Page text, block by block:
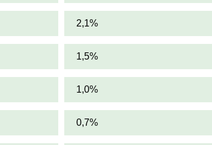
2,1%
1,5%
1,0%
0,7%